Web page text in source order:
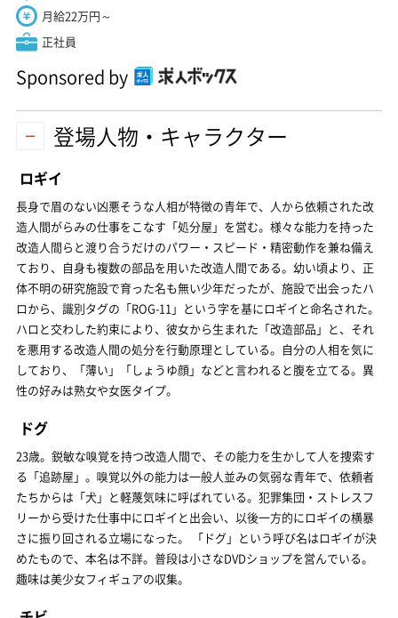
月給22万円～
正社員
Sponsored by
登場人物・キャラクター
ロギイ
長身で眉のない凶悪そうな人相が特徴の青年で、人から依頼された改
造人間がらみの仕事をこなす「処分屋」を営む。様々な能力を持った
改造人間らと渡り合うだけのパワー・スピード・精密動作を兼ね備え
ており、自身も複数の部品を用いた改造人間である。幼い頃より、正
体不明の研究施設で育った名も無い少年だったが、施設で出会ったハ
ロから、識別タグの「ROG-11」という字を基にロギイと命名された。
ハロと交わした約束により、彼女から生まれた「改造部品」と、それ
を悪用する改造人間の処分を行動原理としている。自分の人相を気に
しており、「薄い」「しょうゆ顔」などと言われると腹を立てる。異
性の好みは熟女や女医タイプ。
ドグ
23歳。鋭敏な嗅覚を持つ改造人間で、その能力を生かして人を捜索す
る「追跡屋」。嗅覚以外の能力は一般人並みの気弱な青年で、依頼者
たちからは「犬」と軽蔑気味に呼ばれている。犯罪集団・ストレスフ
リーから受けた仕事中にロギイと出会い、以後一方的にロギイの横暴
さに振り回される立場になった。 「ドグ」という呼び名はロギイが決
めたもので、本名は不詳。普段は小さなDVDショップを営んでいる。
趣味は美少女フィギュアの収集。